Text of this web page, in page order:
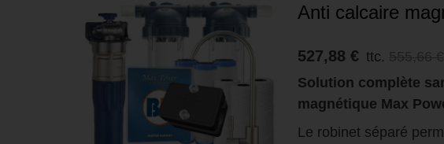
Anti calcaire
527,88 € ttc.
Solution complète
magnétique Max
Le robinet séparé